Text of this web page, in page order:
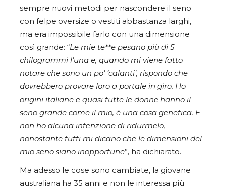
sempre nuovi metodi per nascondere il seno
con felpe oversize o vestiti abbastanza larghi,
ma era impossibile farlo con una dimensione
così grande: “Le mie te**e pesano più di 5
chilogrammi l’una e, quando mi viene fatto
notare che sono un po’ ‘calanti’, rispondo che
dovrebbero provare loro a portale in giro. Ho
origini italiane e quasi tutte le donne hanno il
seno grande come il mio, è una cosa genetica. E
non ho alcuna intenzione di ridurmelo,
nonostante tutti mi dicano che le dimensioni del
mio seno siano inopportune”, ha dichiarato.
Ma adesso le cose sono cambiate, la giovane
australiana ha 35 anni e non le interessa più